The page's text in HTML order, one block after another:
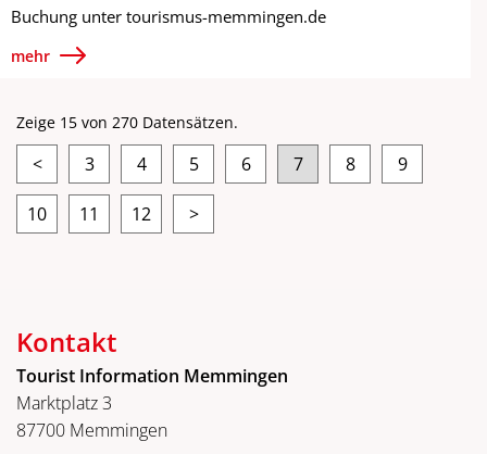
Buchung unter tourismus-memmingen.de
mehr
Zeige 15 von 270 Datensätzen.
< 3 4 5 6 7 8 9
10 11 12 >
Kontakt
Tourist Information Memmingen
Marktplatz 3
87700 Memmingen